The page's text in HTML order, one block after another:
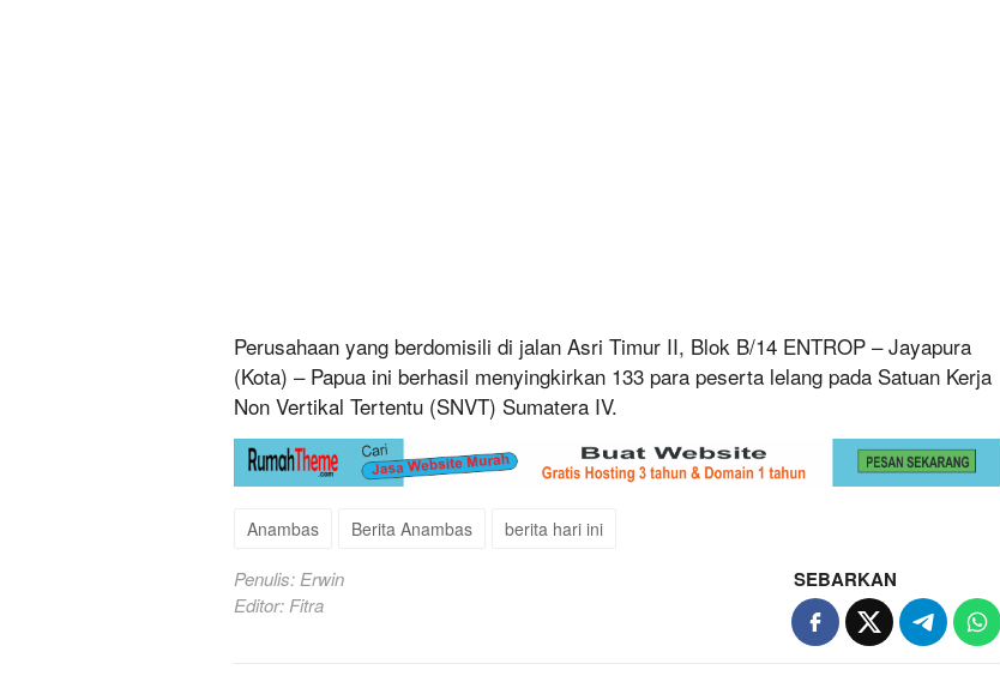
Perusahaan yang berdomisili di jalan Asri Timur II, Blok B/14 ENTROP – Jayapura
(Kota) – Papua ini berhasil menyingkirkan 133 para peserta lelang pada Satuan Kerja
Non Vertikal Tertentu (SNVT) Sumatera IV.
Anambas Berita Anambas berita hari ini
Penulis: Erwin
Editor: Fitra
SEBARKAN